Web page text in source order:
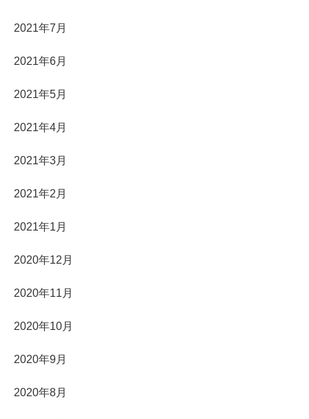
2021年7月
2021年6月
2021年5月
2021年4月
2021年3月
2021年2月
2021年1月
2020年12月
2020年11月
2020年10月
2020年9月
2020年8月